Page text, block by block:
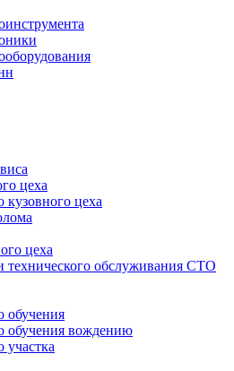
цеха
цеха
цеха
технического обслуживания СТО
обучения
обучения вождению
участка